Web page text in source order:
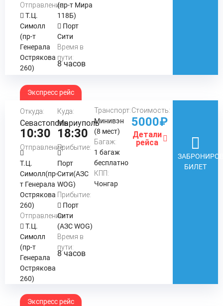
Отправление:
Т.Ц.
Симолл
(пр-т
Генерала
Острякова
260)
(пр-т Мира
118Б)
Порт
Сити
Время в
пути:
8 часов
Экспресс рейс
Откуда:
Севастополь
10:30
Отправление:
Т.Ц.
Симолл(пр-
т Генерала
Острякова
260)
Отправление:
Т.Ц.
Симолл
(пр-т
Генерала
Острякова
260)
Куда:
Мариуполь
18:30
Прибытие:
Порт
Сити(АЗС
WOG)
Прибытие:
Порт
Сити
(АЗС WOG)
Время в
пути:
8 часов
Транспорт:
Минивэн
(8 мест)
Багаж:
1 багаж
бесплатно
КПП:
Чонгар
Стоимость:
5000₽
Детали
рейса
БИЛЕТ
Экспресс рейс